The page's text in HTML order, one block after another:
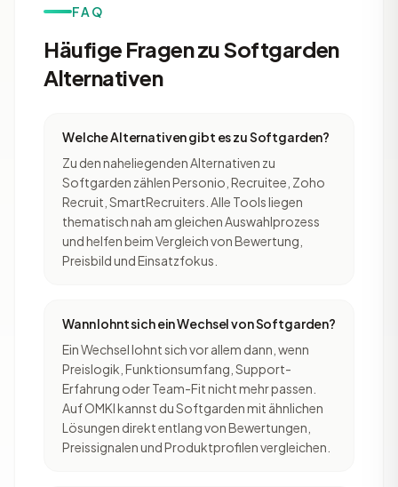
FAQ
Häufige Fragen zu Softgarden
Alternativen
Welche Alternativen gibt es zu Softgarden?
Zu den naheliegenden Alternativen zu
Softgarden zählen Personio, Recruitee, Zoho
Recruit, SmartRecruiters. Alle Tools liegen
thematisch nah am gleichen Auswahlprozess
und helfen beim Vergleich von Bewertung,
Preisbild und Einsatzfokus.
Wann lohnt sich ein Wechsel von Softgarden?
Ein Wechsel lohnt sich vor allem dann, wenn
Preislogik, Funktionsumfang, Support-
Erfahrung oder Team-Fit nicht mehr passen.
Auf OMKI kannst du Softgarden mit ähnlichen
Lösungen direkt entlang von Bewertungen,
Preissignalen und Produktprofilen vergleichen.